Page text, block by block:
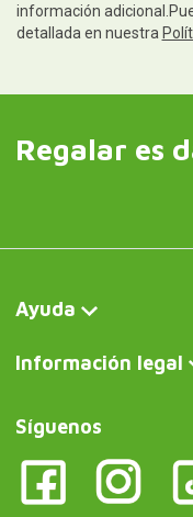
información
detallada en nuestra
Regalar es
Ayuda
Información legal
Síguenos